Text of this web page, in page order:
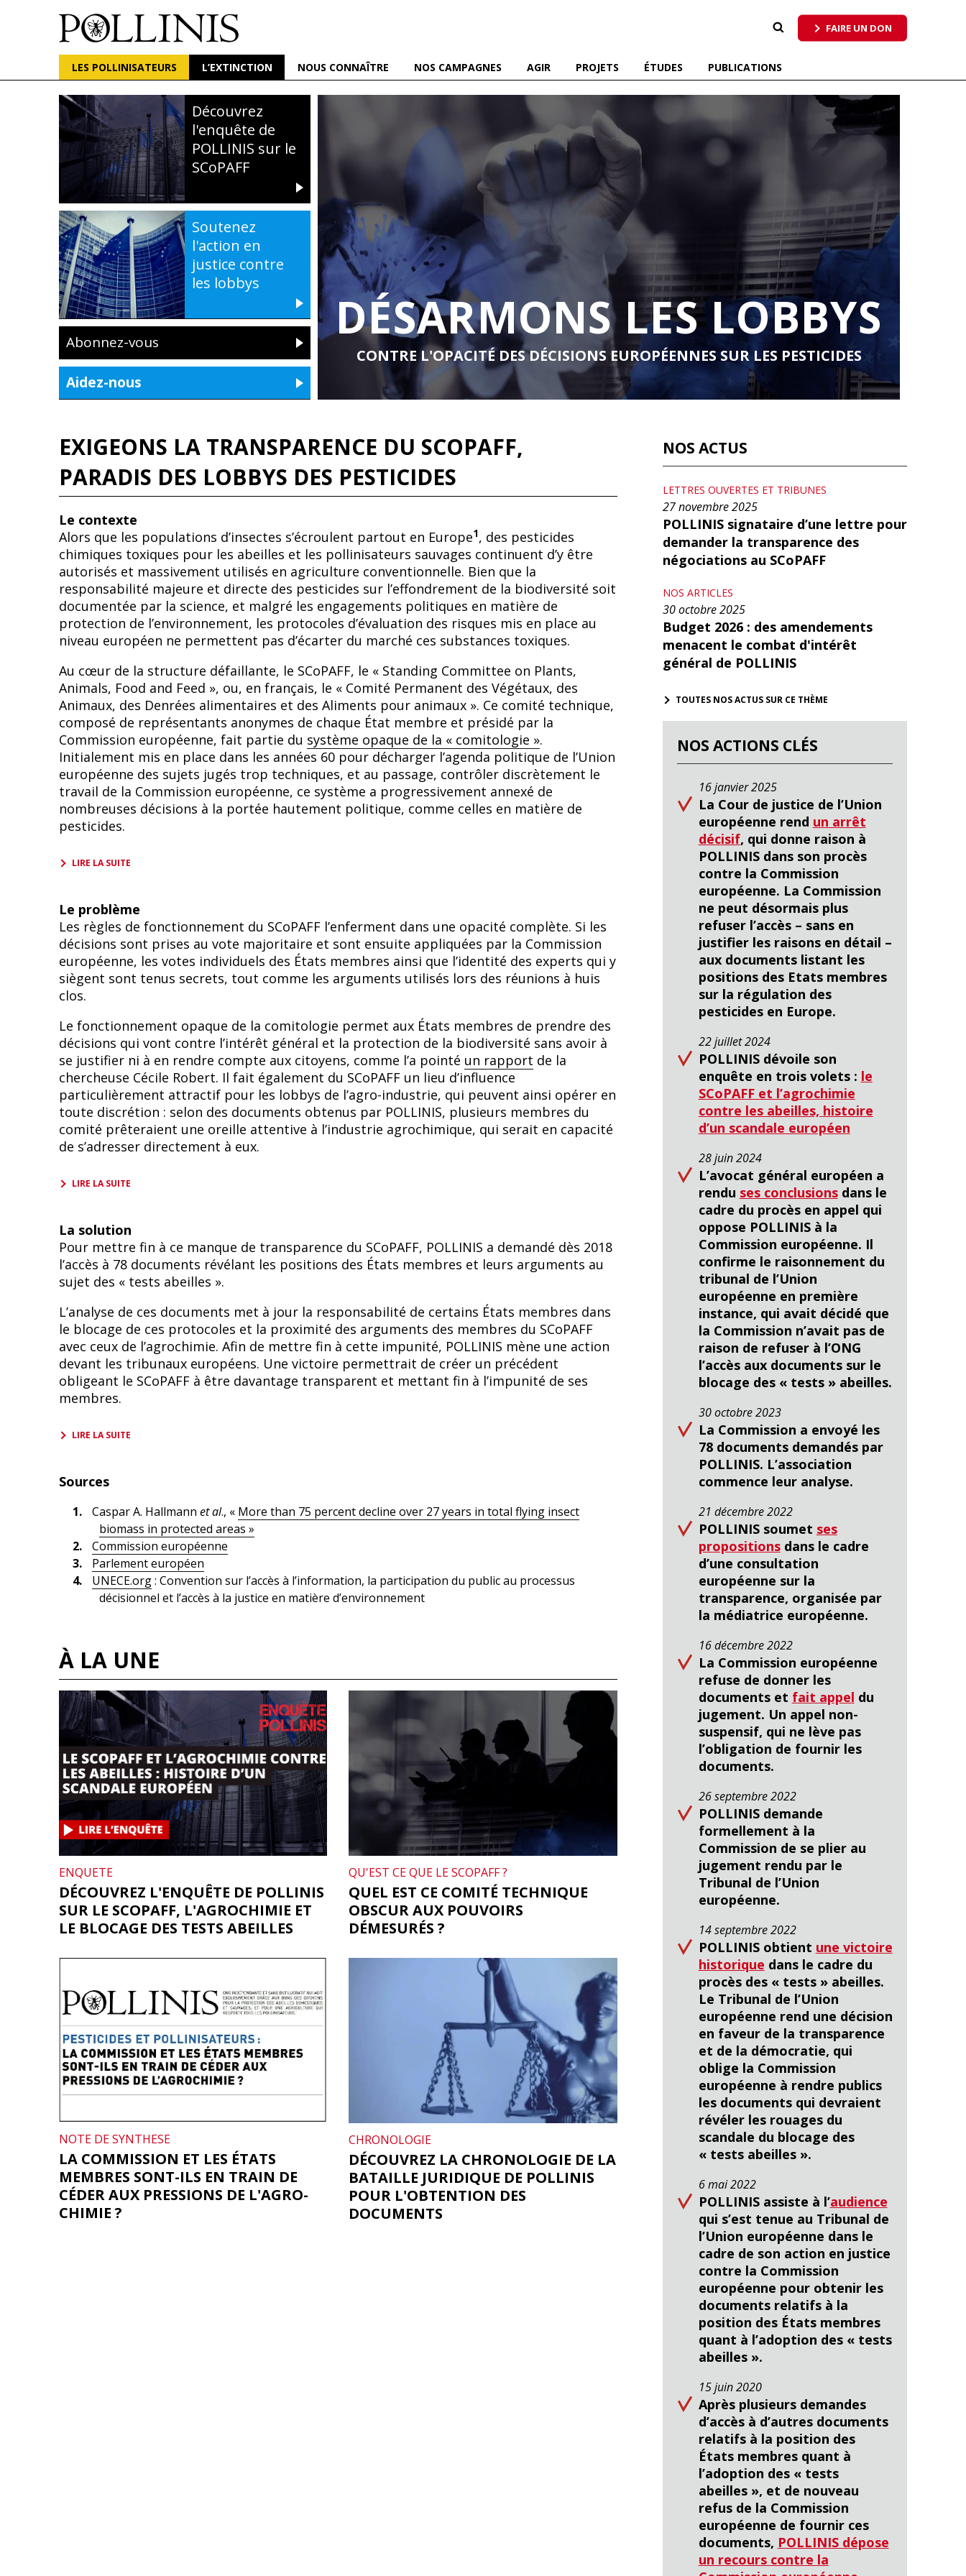
POLLINIS FAIRE UN DON
LES POLLINISATEURS L’EXTINCTION NOUS CONNAÎTRE NOS CAMPAGNES AGIR PROJETS ÉTUDES PUBLICATIONS
Découvrez
l'enquête de
POLLINIS sur le
SCoPAFF
Soutenez
l'action en
justice contre
les lobbys
Abonnez-vous
Aidez-nous
DÉSARMONS LES LOBBYS
CONTRE L'OPACITÉ DES DÉCISIONS EUROPÉENNES SUR LES PESTICIDES
EXIGEONS LA TRANSPARENCE DU SCOPAFF,
PARADIS DES LOBBYS DES PESTICIDES
Le contexte
Alors que les populations d’insectes s’écroulent partout en Europe1, des pesticides
chimiques toxiques pour les abeilles et les pollinisateurs sauvages continuent d’y être
autorisés et massivement utilisés en agriculture conventionnelle. Bien que la
responsabilité majeure et directe des pesticides sur l’effondrement de la biodiversité soit
documentée par la science, et malgré les engagements politiques en matière de
protection de l’environnement, les protocoles d’évaluation des risques mis en place au
niveau européen ne permettent pas d’écarter du marché ces substances toxiques.
Au cœur de la structure défaillante, le SCoPAFF, le « Standing Committee on Plants,
Animals, Food and Feed », ou, en français, le « Comité Permanent des Végétaux, des
Animaux, des Denrées alimentaires et des Aliments pour animaux ». Ce comité technique,
composé de représentants anonymes de chaque État membre et présidé par la
Commission européenne, fait partie du système opaque de la « comitologie ».
Initialement mis en place dans les années 60 pour décharger l’agenda politique de l’Union
européenne des sujets jugés trop techniques, et au passage, contrôler discrètement le
travail de la Commission européenne, ce système a progressivement annexé de
nombreuses décisions à la portée hautement politique, comme celles en matière de
pesticides.
LIRE LA SUITE
Le problème
Les règles de fonctionnement du SCoPAFF l’enferment dans une opacité complète. Si les
décisions sont prises au vote majoritaire et sont ensuite appliquées par la Commission
européenne, les votes individuels des États membres ainsi que l’identité des experts qui y
siègent sont tenus secrets, tout comme les arguments utilisés lors des réunions à huis
clos.
Le fonctionnement opaque de la comitologie permet aux États membres de prendre des
décisions qui vont contre l’intérêt général et la protection de la biodiversité sans avoir à
se justifier ni à en rendre compte aux citoyens, comme l’a pointé un rapport de la
chercheuse Cécile Robert. Il fait également du SCoPAFF un lieu d’influence
particulièrement attractif pour les lobbys de l’agro-industrie, qui peuvent ainsi opérer en
toute discrétion : selon des documents obtenus par POLLINIS, plusieurs membres du
comité prêteraient une oreille attentive à l’industrie agrochimique, qui serait en capacité
de s’adresser directement à eux.
LIRE LA SUITE
La solution
Pour mettre fin à ce manque de transparence du SCoPAFF, POLLINIS a demandé dès 2018
l’accès à 78 documents révélant les positions des États membres et leurs arguments au
sujet des « tests abeilles ».
L’analyse de ces documents met à jour la responsabilité de certains États membres dans
le blocage de ces protocoles et la proximité des arguments des membres du SCoPAFF
avec ceux de l’agrochimie. Afin de mettre fin à cette impunité, POLLINIS mène une action
devant les tribunaux européens. Une victoire permettrait de créer un précédent
obligeant le SCoPAFF à être davantage transparent et mettant fin à l’impunité de ses
membres.
LIRE LA SUITE
Sources
Caspar A. Hallmannet al., « More than 75 percent decline over 27 years in total flying insect
biomass in protected areas »
Commission européenne
Parlement européen
UNECE.org: Convention sur l’accès à l’information, la participation du public au processus
décisionnel et l’accès à la justice en matière d’environnement
À LA UNE
ENQUETE
DÉCOUVREZ L'ENQUÊTE DE POLLINIS
SUR LE SCOPAFF, L'AGROCHIMIE ET
LE BLOCAGE DES TESTS ABEILLES
QU'EST CE QUE LE SCOPAFF ?
QUEL EST CE COMITÉ TECHNIQUE
OBSCUR AUX POUVOIRS
DÉMESURÉS ?
NOTE DE SYNTHESE
LA COMMISSION ET LES ÉTATS
MEMBRES SONT-ILS EN TRAIN DE
CÉDER AUX PRESSIONS DE L'AGRO-
CHIMIE ?
CHRONOLOGIE
DÉCOUVREZ LA CHRONOLOGIE DE LA
BATAILLE JURIDIQUE DE POLLINIS
POUR L'OBTENTION DES
DOCUMENTS
NOS ACTUS
LETTRES OUVERTES ET TRIBUNES
27 novembre 2025
POLLINIS signataire d’une lettre pour
demander la transparence des
négociations au SCoPAFF
NOS ARTICLES
30 octobre 2025
Budget 2026 : des amendements
menacent le combat d'intérêt
général de POLLINIS
TOUTES NOS ACTUS SUR CE THÈME
NOS ACTIONS CLÉS
16 janvier 2025
La Cour de justice de l’Union
européenne rend un arrêt
décisif, qui donne raison à
POLLINIS dans son procès
contre la Commission
européenne. La Commission
ne peut désormais plus
refuser l’accès – sans en
justifier les raisons en détail –
aux documents listant les
positions des Etats membres
sur la régulation des
pesticides en Europe.
22 juillet 2024
POLLINIS dévoile son
enquête en trois volets : le
SCoPAFF et l’agrochimie
contre les abeilles, histoire
d’un scandale européen
28 juin 2024
L’avocat général européen a
rendu ses conclusionsdans le
cadre du procès en appel qui
oppose POLLINIS à la
Commission européenne. Il
confirme le raisonnement du
tribunal de l’Union
européenne en première
instance, qui avait décidé que
la Commission n’avait pas de
raison de refuser à l’ONG
l’accès aux documents sur le
blocage des « tests » abeilles.
30 octobre 2023
La Commission a envoyé les
78 documents demandés par
POLLINIS. L’association
commence leur analyse.
21 décembre 2022
POLLINIS soumet ses
propositionsdans le cadre
d’une consultation
européenne sur la
transparence, organisée par
la médiatrice européenne.
16 décembre 2022
La Commission européenne
refuse de donner les
documents et fait appel du
jugement. Un appel non-
suspensif, qui ne lève pas
l’obligation de fournir les
documents.
26 septembre 2022
POLLINIS demande
formellement à la
Commission de se plier au
jugement rendu par le
Tribunal de l’Union
européenne.
14 septembre 2022
POLLINIS obtient une victoire
historique dans le cadre du
procès des « tests » abeilles.
Le Tribunal de l’Union
européenne rend une décision
en faveur de la transparence
et de la démocratie, qui
oblige la Commission
européenne à rendre publics
les documents qui devraient
révéler les rouages du
scandale du blocage des
« tests abeilles ».
6 mai 2022
POLLINIS assiste à l’audience
qui s’est tenue au Tribunal de
l’Union européenne dans le
cadre de son action en justice
contre la Commission
européenne pour obtenir les
documents relatifs à la
position des États membres
quant à l’adoption des « tests
abeilles ».
15 juin 2020
Après plusieurs demandes
d’accès à d’autres documents
relatifs à la position des
États membres quant à
l’adoption des « tests
abeilles », et de nouveau
refus de la Commission
européenne de fournir ces
documents, POLLINIS dépose
un recours contre la